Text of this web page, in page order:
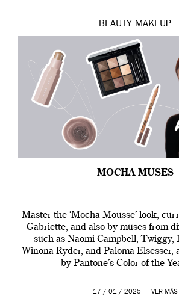
BEAUTY MAKEUP
MOCHA MUSES
Master the ‘Mocha Mousse’ look,
Gabriette, and also by muses from
such as Naomi Campbell, Twiggy,
Winona Ryder, and Paloma Elsesser,
by Pantone’s Color of the
17 / 01 / 2025 — VER MÁS